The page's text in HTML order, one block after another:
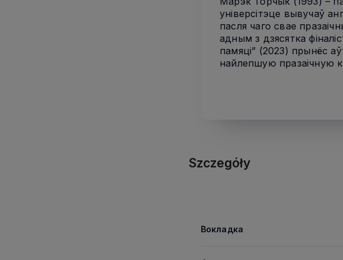
універсітэце вывучаў
пасля чаго свае
адным з дзясятка
памяці” (2023) прынёс
найлепшую празаічную
Szczegóły
Вокладка